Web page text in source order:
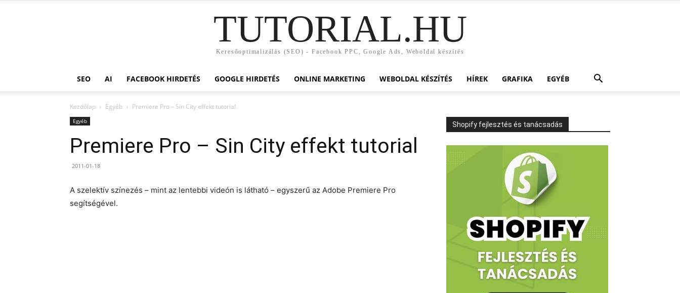
TUTORIAL.HU
Keresőoptimalizálás (SEO) - Facebook PPC, Google Ads, Weboldal készítés
SEO AI FACEBOOK HIRDETÉS GOOGLE HIRDETÉS ONLINE MARKETING WEBOLDAL KÉSZÍTÉS HÍREK GRAFIKA EGYÉB
Kezdőlap Egyéb Premiere Pro – Sin City effekt tutorial
Egyéb
Premiere Pro – Sin City effekt tutorial
2011-01-18
A szelektív színezés – mint az lentebbi videón is látható – egyszerű az Adobe Premiere Pro
segítségével.
Shopify fejlesztés és tanácsadás